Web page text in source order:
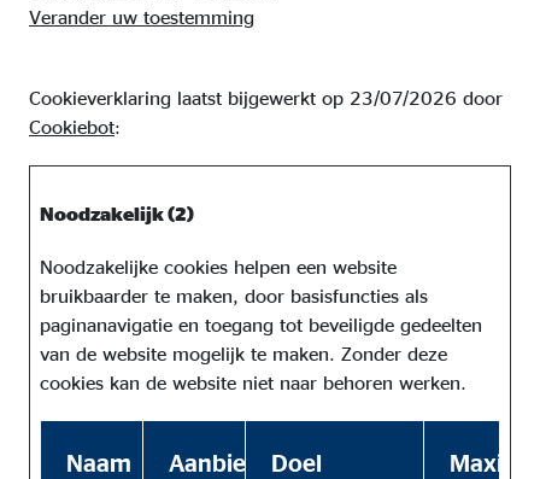
Verander uw toestemming
Cookieverklaring laatst bijgewerkt op 23/07/2026 door
Cookiebot:
Noodzakelijk (2)
Noodzakelijke cookies helpen een website
bruikbaarder te maken, door basisfuncties als
paginanavigatie en toegang tot beveiligde gedeelten
van de website mogelijk te maken. Zonder deze
cookies kan de website niet naar behoren werken.
Naam AanbiederDoel